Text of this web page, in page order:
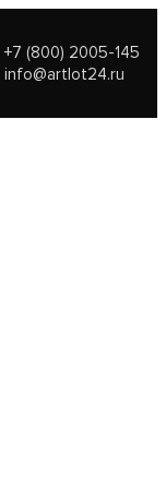
+7 (800) 2005-145
info@artlot24.ru